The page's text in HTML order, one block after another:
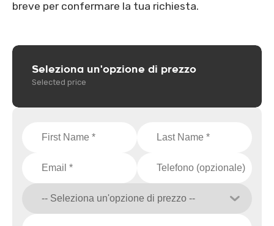
breve per confermare la tua richiesta.
Seleziona un'opzione di prezzo
Selected price